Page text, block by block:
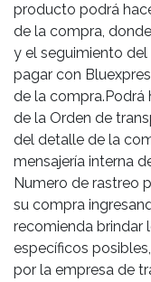
producto podrá
de la compra,
y el seguimiento
pagar con
de la compra.Podrá
de la Orden de
del detalle de la
mensajería interna
Numero de rastreo
su compra
recomienda brindar
específicos
por la empresa de